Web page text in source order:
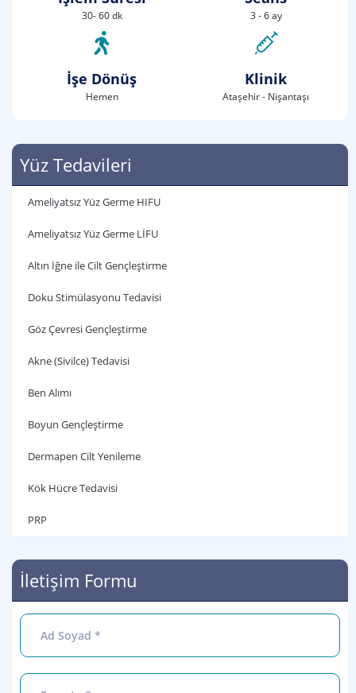
30- 60 dk
İşe Dönüş
Hemen
3 - 6 ay
Klinik
Ataşehir - Nişantaşı
Yüz Tedavileri
Ameliyatsız Yüz Germe HIFU
Ameliyatsız Yüz Germe LİFU
Altın İğne ile Cilt Gençleştirme
Doku Stimülasyonu Tedavisi
Göz Çevresi Gençleştirme
Akne (Sivilce) Tedavisi
Ben Alımı
Boyun Gençleştirme
Dermapen Cilt Yenileme
Kök Hücre Tedavisi
PRP
İletişim Formu